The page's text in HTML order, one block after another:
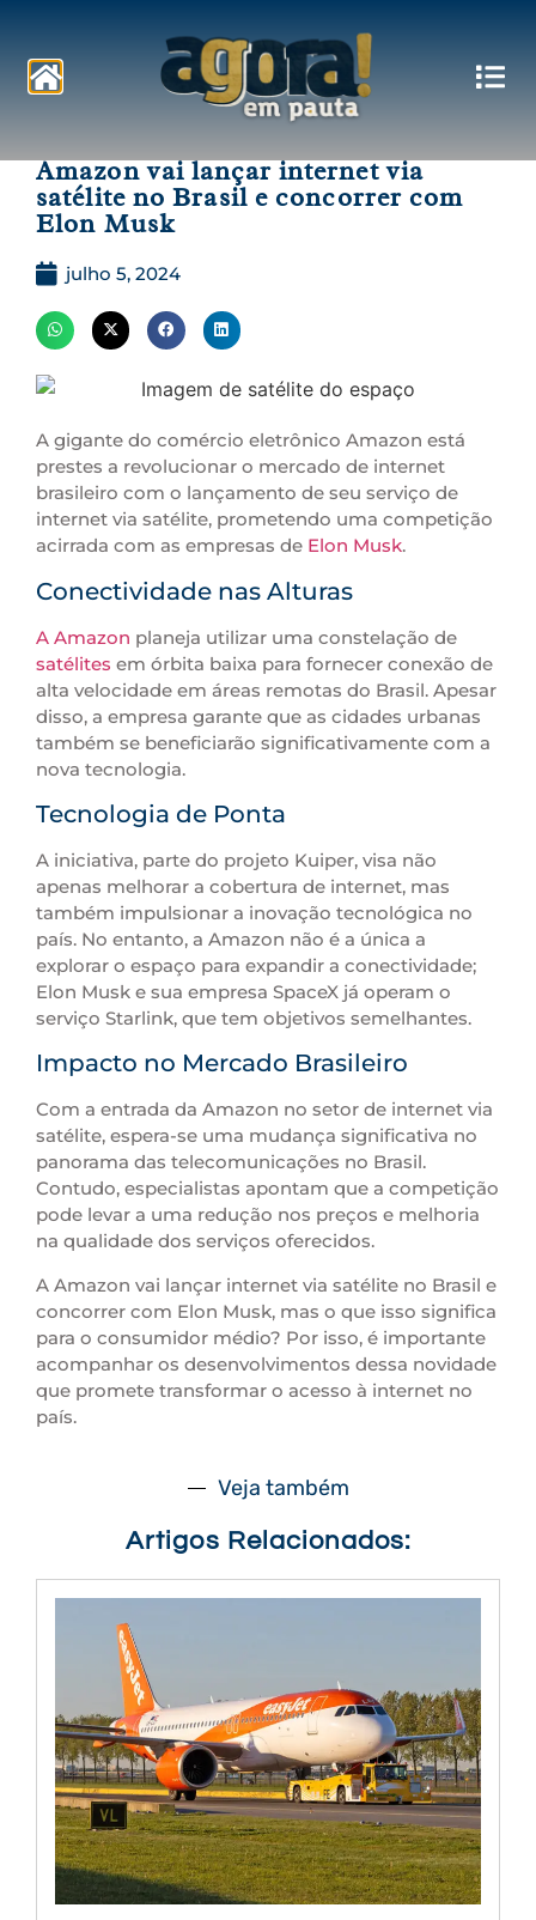
Amazon vai lançar internet via
satélite no Brasil e concorrer com
Elon Musk
julho 5, 2024
A gigante do comércio eletrônico Amazon está
prestes a revolucionar o mercado de internet
brasileiro com o lançamento de seu serviço de
internet via satélite, prometendo uma competição
acirrada com as empresas de Elon Musk.
Conectividade nas Alturas
A Amazon planeja utilizar uma constelação de
satélites em órbita baixa para fornecer conexão de
alta velocidade em áreas remotas do Brasil. Apesar
disso, a empresa garante que as cidades urbanas
também se beneficiarão significativamente com a
nova tecnologia.
Tecnologia de Ponta
A iniciativa, parte do projeto Kuiper, visa não
apenas melhorar a cobertura de internet, mas
também impulsionar a inovação tecnológica no
país. No entanto, a Amazon não é a única a
explorar o espaço para expandir a conectividade;
Elon Musk e sua empresa SpaceX já operam o
serviço Starlink, que tem objetivos semelhantes.
Impacto no Mercado Brasileiro
Com a entrada da Amazon no setor de internet via
satélite, espera-se uma mudança significativa no
panorama das telecomunicações no Brasil.
Contudo, especialistas apontam que a competição
pode levar a uma redução nos preços e melhoria
na qualidade dos serviços oferecidos.
A Amazon vai lançar internet via satélite no Brasil e
concorrer com Elon Musk, mas o que isso significa
para o consumidor médio? Por isso, é importante
acompanhar os desenvolvimentos dessa novidade
que promete transformar o acesso à internet no
país.
Veja também
Artigos Relacionados: